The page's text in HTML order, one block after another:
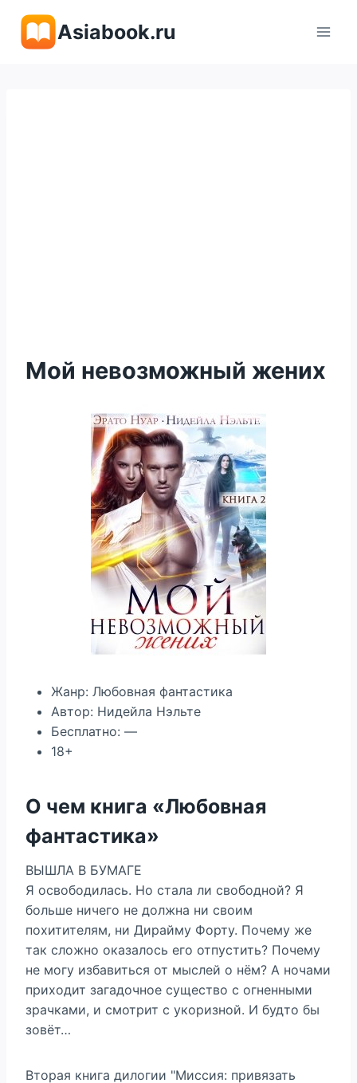
содержимому
Asiabook.ru
Мой невозможный жених
Жанр: Любовная фантастика
Автор: Нидейла Нэльте
Бесплатно: —
18+
О чем книга «Любовная
фантастика»
ВЫШЛА В БУМАГЕ
Я освободилась. Но стала ли свободной? Я
больше ничего не должна ни своим
похитителям, ни Дирайму Форту. Почему же
так сложно оказалось его отпустить? Почему
не могу избавиться от мыслей о нём? А ночами
приходит загадочное существо с огненными
зрачками, и смотрит с укоризной. И будто бы
зовёт…
Вторая книга дилогии "Миссия: привязать